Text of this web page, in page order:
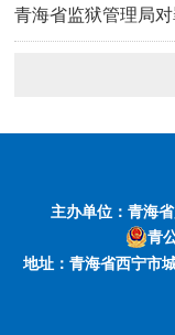
定
青海省监狱管理局
主办单位： 青海
青
地址：青海省西宁市